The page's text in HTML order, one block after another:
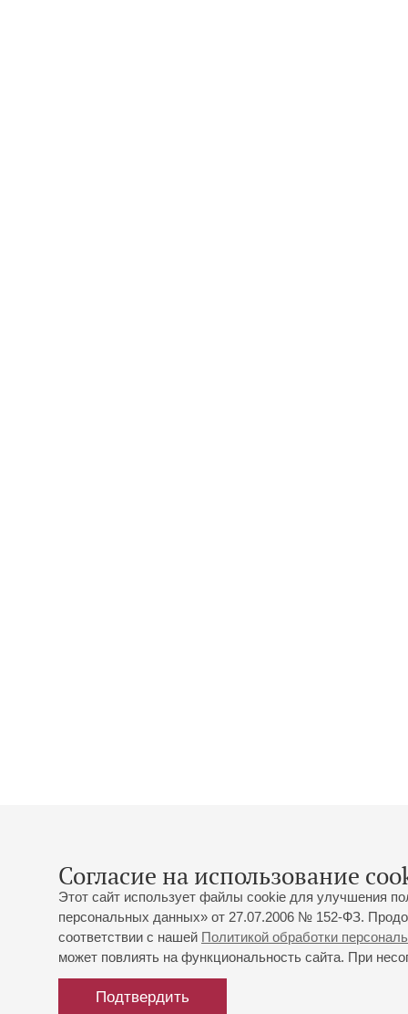
Согласие на использование
Этот сайт использует файлы cookie для улучшения
персональных данных» от 27.07.2006 № 152-ФЗ.
соответствии с нашей Политикой обработки
может повлиять на функциональность сайта. При
Подтвердить